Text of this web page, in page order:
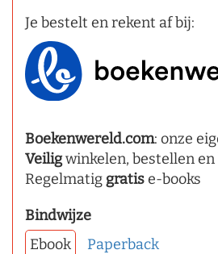
Je bestelt en rekent af bij:
Boekenwereld.com: onze
Veiligwinkelen, bestellen
Regelmatig gratise-books
Bindwijze
Ebook
Paperback